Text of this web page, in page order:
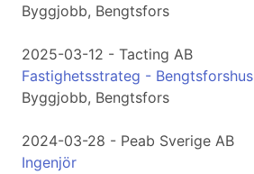
Byggjobb, Bengtsfors
2025-03-12 - Tacting AB
Fastighetsstrateg - Bengtsforshus
Byggjobb, Bengtsfors
2024-03-28 - Peab Sverige AB
Ingenjör